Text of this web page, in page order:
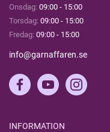
Onsdag: 09:00 - 15:00
Torsdag: 09:00 - 15:00
Fredag: 09:00 - 15:00
info@garnaffaren.se
INFORMATION